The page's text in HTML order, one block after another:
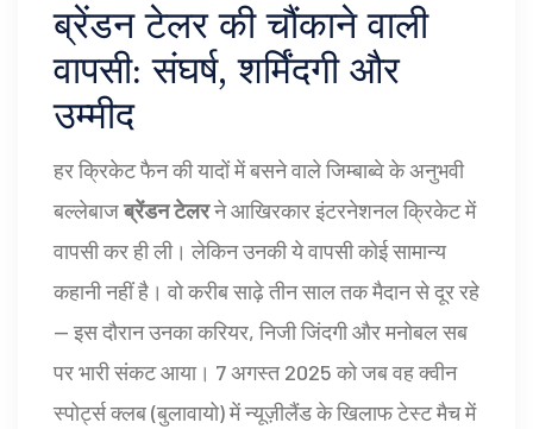
ब्रेंडन टेलर की चौंकाने वाली
वापसी: संघर्ष, शर्मिंदगी और
उम्मीद
हर क्रिकेट फैन की यादों में बसने वाले जिम्बाब्वे के अनुभवी
बल्लेबाजब्रेंडन टेलरने आखिरकार इंटरनेशनल क्रिकेट में
वापसी कर ही ली। लेकिन उनकी ये वापसी कोई सामान्य
कहानी नहीं है। वो करीब साढ़े तीन साल तक मैदान से दूर रहे
— इस दौरान उनका करियर, निजी जिंदगी और मनोबल सब
पर भारी संकट आया। 7 अगस्त 2025 को जब वह क्वीन
स्पोर्ट्स क्लब (बुलावायो) में न्यूज़ीलैंड के खिलाफ टेस्ट मैच में